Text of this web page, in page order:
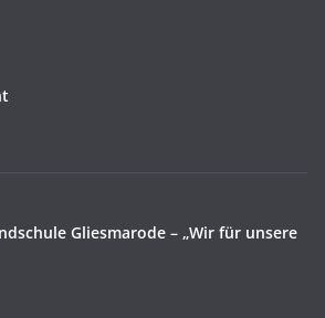
Gliesmarode – „Wir für unsere